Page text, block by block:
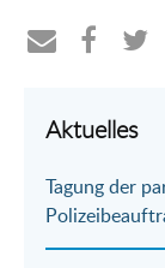
per
Mail
auf
Aktuelles
Tagung der